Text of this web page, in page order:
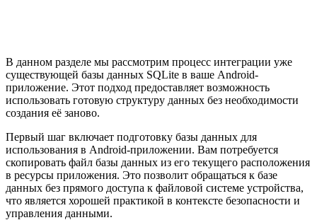
В данном разделе мы рассмотрим процесс интеграции уже
существующей базы данных SQLite в ваше Android-
приложение. Этот подход предоставляет возможность
использовать готовую структуру данных без необходимости
создания её заново.
Первый шаг включает подготовку базы данных для
использования в Android-приложении. Вам потребуется
скопировать файл базы данных из его текущего расположения
в ресурсы приложения. Это позволит обращаться к базе
данных без прямого доступа к файловой системе устройства,
что является хорошей практикой в контексте безопасности и
управления данными.